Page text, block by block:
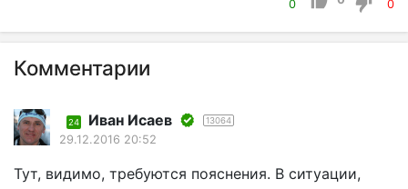
0 0
Комментарии
24 Иван Исаев 13064
29.12.2016 20:52
Тут, видимо, требуются пояснения. В ситуации,